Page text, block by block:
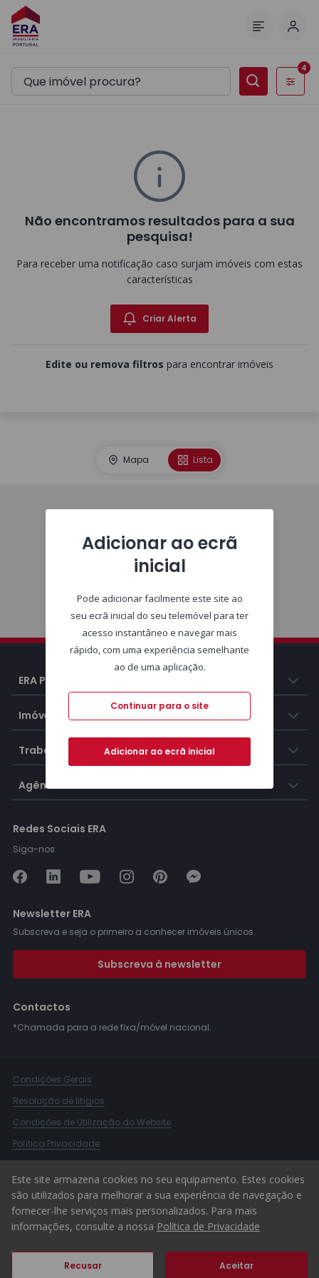
Filtros
4
Não encontramos resultados para a sua
pesquisa!
Para receber uma notificação caso surjam imóveis com estas
características
Criar Alerta
Edite ou remova filtros para encontrar imóveis
Mapa Lista
ERA Portugal
Imóveis
Trabalhar na ERA
Agências ERA
Redes Sociais ERA
Siga-nos:
Newsletter ERA
Subscreva e seja o primeiro a conhecer imóveis únicos.
Subscreva à newsletter
Contactos
*Chamada para a rede fixa/móvel nacional.
Condições Gerais
Resolução de litígios
Condições de Utilização do Website
Política Privacidade
Canal de Denúncias
© 2026 ERA Portugal
Este site armazena cookies no seu equipamento. Estes cookies
são utilizados para melhorar a sua experiência de navegação e
fornecer-lhe serviços mais personalizados. Para mais
informações, consulte a nossa Política de Privacidade
Recusar Aceitar
Adicionar ao ecrã
inicial
Pode adicionar facilmente este site ao
seu ecrã inicial do seu telemóvel para ter
acesso instantâneo e navegar mais
rápido, com uma experiência semelhante
ao de uma aplicação.
Continuar para o site
Adicionar ao ecrã inicial